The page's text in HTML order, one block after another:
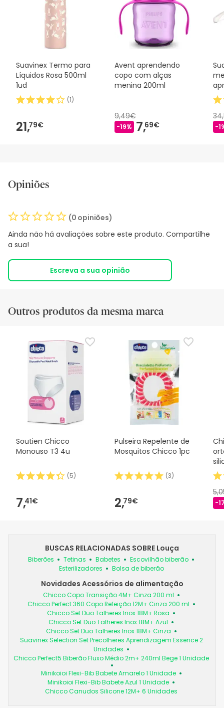
Suavinex Termo para
Líquidos Rosa 500ml
1ud
(1)
21,79€
Avent aprendendo
copo com alças
menina 200ml
9,49€
-19% 7,69€ -
Opiniões
(0 opiniões)
Ainda não há avaliações sobre este produto. Compartilhe
a sua!
Escreva a sua opinião
Outros produtos da mesma marca
Soutien Chicco
Monouso T3 4u
(5)
7,41€
Pulseira Repelente de
Mosquitos Chicco 1pc
(3)
2,79€ -
BUSCAS RELACIONADAS SOBRE Louça
Biberões Tetinas Babetes
Escovilhão biberão
Esterilizadores
Bolsa de biberão
Novidades Acessórios de alimentação
Chicco Copo Transição 4M+ Cinza 200 ml
Chicco Perfect 360 Copo Refeição 12M+ Cinza 200 ml
Chicco Set Duo Talheres Inox 18M+ Rosa
Chicco Set Duo Talheres Inox 18M+ Azul
Chicco Set Duo Talheres Inox 18M+ Cinza
Suavinex Selection Set Precolheres Aprendizagem Essence 2
Unidades
Chicco Perfect5 Biberão Fluxo Médio 2m+ 240ml Bege 1 Unidade
Minikoioi Flexi-Bib Babete Amarelo 1 Unidade
Minikoioi Flexi-Bib Babete Azul 1 Unidade
Chicco Canudos Silicone 12M+ 6 Unidades